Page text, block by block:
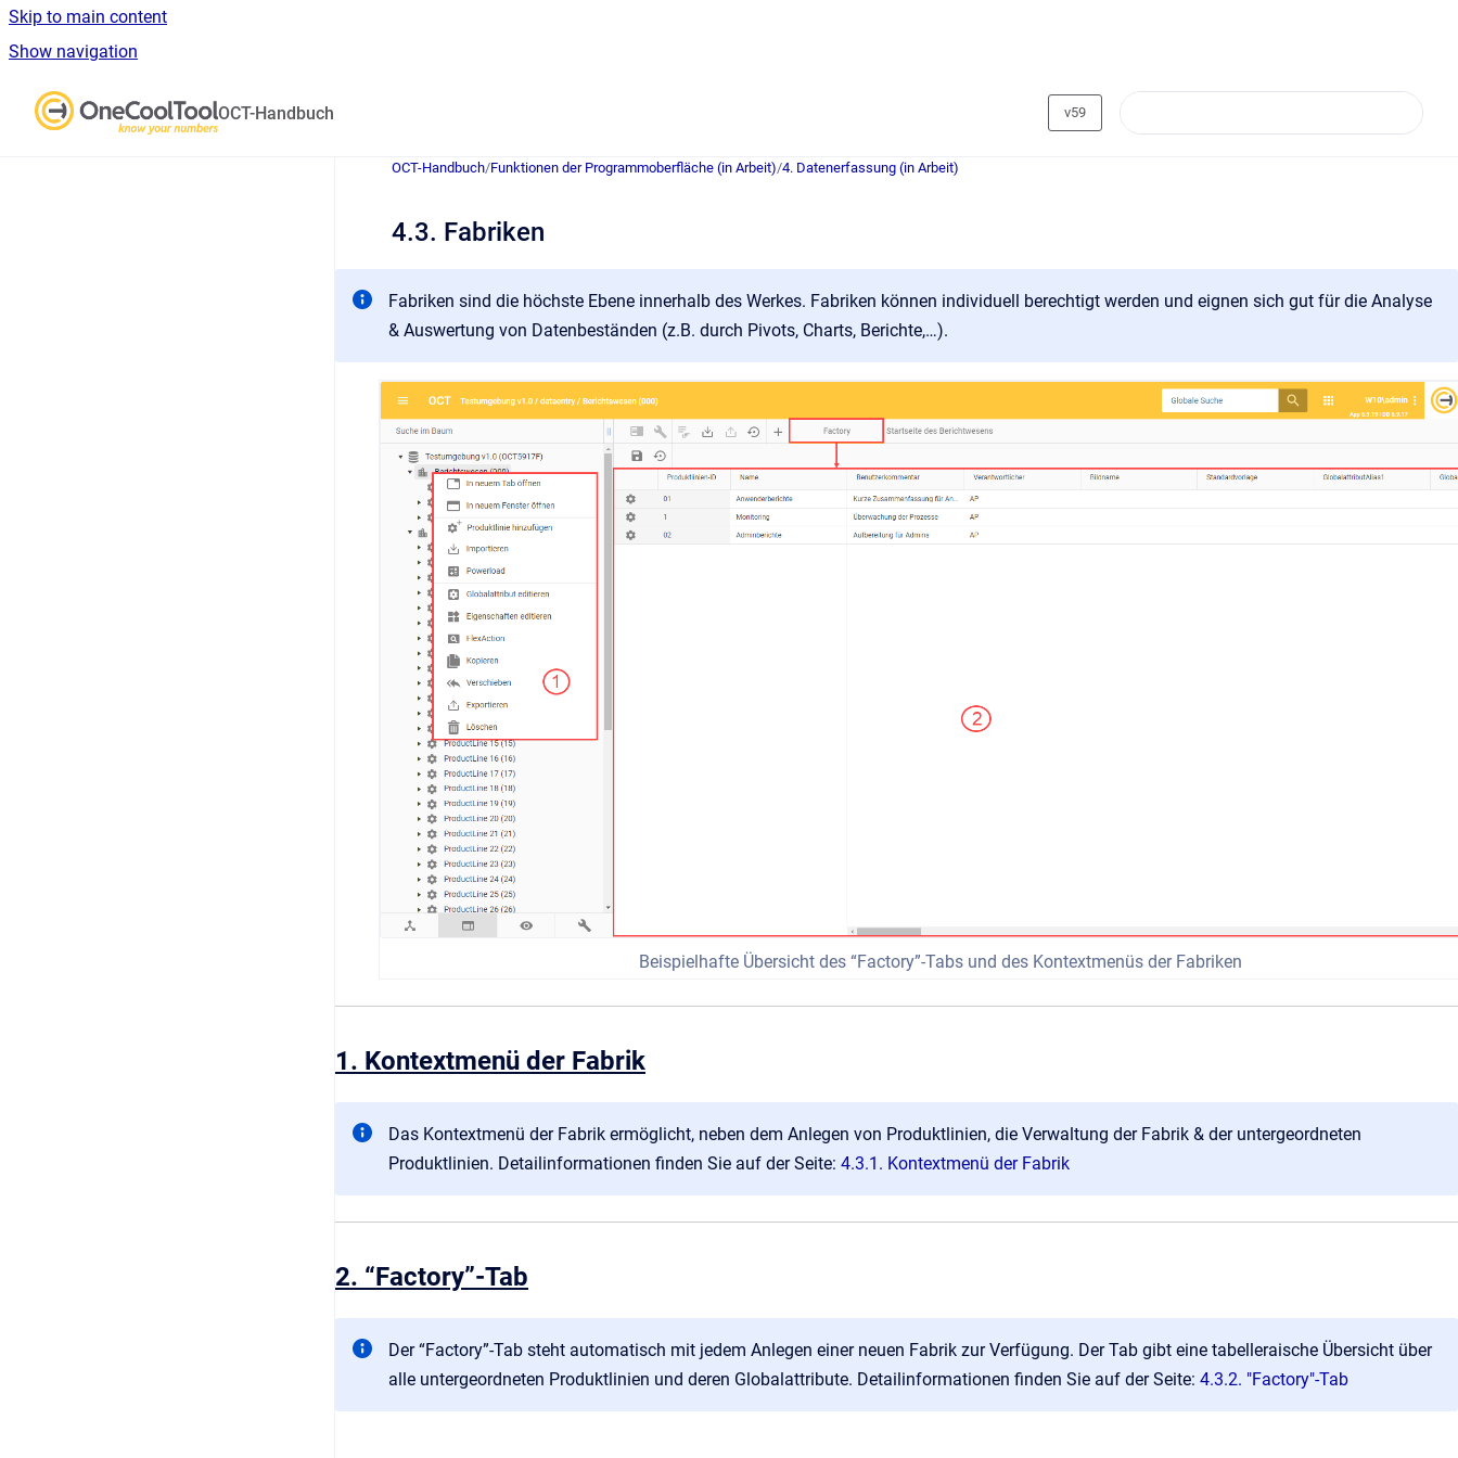
Skip to main content
Show navigation
OCT-Handbuch v59
OCT-Handbuch/Funktionen der Programmoberfläche (in Arbeit)/4. Datenerfassung (in Arbeit)
4.3. Fabriken
Fabriken sind die höchste Ebene innerhalb des Werkes. Fabriken können individuell berechtigt werden und eignen sich gut für die Analyse
& Auswertung von Datenbeständen (z.B. durch Pivots, Charts, Berichte,…).
Beispielhafte Übersicht des “Factory”-Tabs und des Kontextmenüs der Fabriken
1. Kontextmenü der Fabrik
Das Kontextmenü der Fabrik ermöglicht, neben dem Anlegen von Produktlinien, die Verwaltung der Fabrik & der untergeordneten
Produktlinien. Detailinformationen finden Sie auf der Seite: 4.3.1. Kontextmenü der Fabrik
2. “Factory”-Tab
Der “Factory”-Tab steht automatisch mit jedem Anlegen einer neuen Fabrik zur Verfügung. Der Tab gibt eine tabelleraische Übersicht über
alle untergeordneten Produktlinien und deren Globalattribute. Detailinformationen finden Sie auf der Seite: 4.3.2. "Factory"-Tab